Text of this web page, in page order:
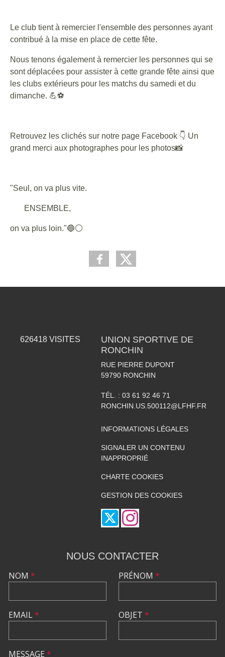
Le club tient à remercier l'ensemble des personnes ayant
contribué à la mise en place de cette fête.
Nous tenons également à remercier les personnes qui se
sont déplacées pour assister à cette grande fête ainsi que
les clubs extérieurs pour les matchs du samedi et du
dimanche. 💪⚽
Retrouvez les clichés sur notre page Facebook 👇 Un
grand merci aux photographes pour les photos📸
"Seul, on va plus vite.
ENSEMBLE,
on va plus loin."🔵⚪
626418 VISITES
UNION SPORTIVE DE
RONCHIN
RUE PIERRE DUPONT
59790 RONCHIN
TÉL. : 03 61 92 46 71
RONCHIN.US.500112@LFHF.FR
INFORMATIONS LÉGALES
SIGNALER UN CONTENU
INAPPROPRIÉ
CHARTE COOKIES
GESTION DES COOKIES
NOUS CONTACTER
NOM *
EMAIL*
PRÉNOM *
OBJET *
MESSAGE *